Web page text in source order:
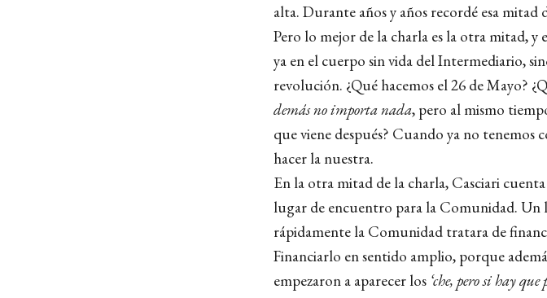
alta. Durante años y años recordé esa mitad
Pero lo mejor de la charla es la otra mitad,
ya en el cuerpo sin vida del Intermediario,
revolución. ¿Qué hacemos el 26 de Mayo?
demás no importa nada, pero al mismo
que viene después? Cuando ya no tenemos
hacer la nuestra.
En la otra mitad de la charla, Casciari
lugar de encuentro para la Comunidad.
rápidamente la Comunidad tratara de
Financiarlo en sentido amplio, porque
empezaron a aparecer los ‘che, pero si hay